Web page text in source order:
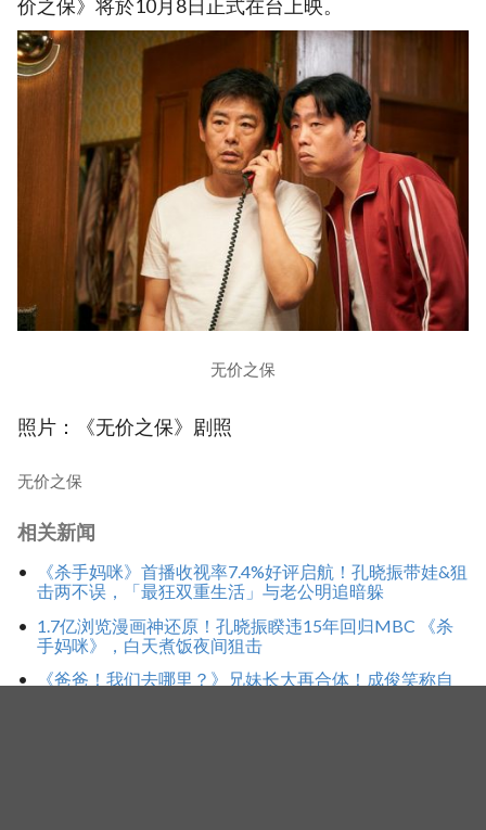
价之保》将於10月8日正式在台上映。
无价之保
照片：《无价之保》剧照
无价之保
相关新闻
《杀手妈咪》首播收视率7.4%好评启航！孔晓振带娃&狙
击两不误，「最狂双重生活」与老公明追暗躲
1.7亿浏览漫画神还原！孔晓振睽违15年回归MBC 《杀
手妈咪》，白天煮饭夜间狙击
《爸爸！我们去哪里？》兄妹长大再合体！成俊笑称自